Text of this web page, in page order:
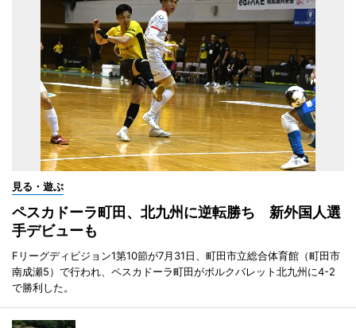
見る・遊ぶ
ペスカドーラ町田、北九州に逆転勝ち 新外国人選
手デビューも
Fリーグディビジョン1第10節が7月31日、町田市立総合体育館（町田市
南成瀬5）で行われ、ペスカドーラ町田がボルクバレット北九州に4-2
で勝利した。